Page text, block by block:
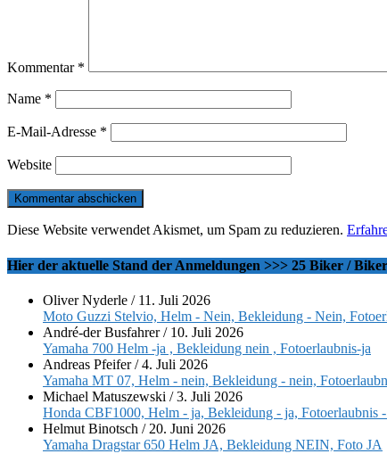
Kommentar *
Name *
E-Mail-Adresse *
Website
Diese Website verwendet Akismet, um Spam zu reduzieren.
Hier der aktuelle Stand der Anmeldungen >>> 25 Biker /
Oliver Nyderle / 11. Juli 2026
Moto Guzzi Stelvio, Helm - Nein, Bekleidung - Nein,
André-der Busfahrer/ 10. Juli 2026
Yamaha 700 Helm -ja , Bekleidung nein , Fotoerlaubnis-ja
Andreas Pfeifer/4. Juli 2026
Yamaha MT 07, Helm - nein, Bekleidung - nein,
Michael Matuszewski /3. Juli 2026
Honda CBF1000, Helm - ja, Bekleidung - ja, Fotoerlaubnis
Helmut Binotsch / 20. Juni 2026
Yamaha Dragstar 650 Helm JA, Bekleidung NEIN, Foto JA